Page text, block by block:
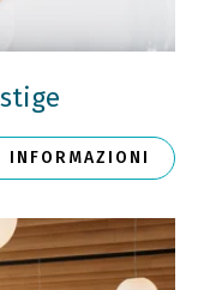
INFORMAZIONI